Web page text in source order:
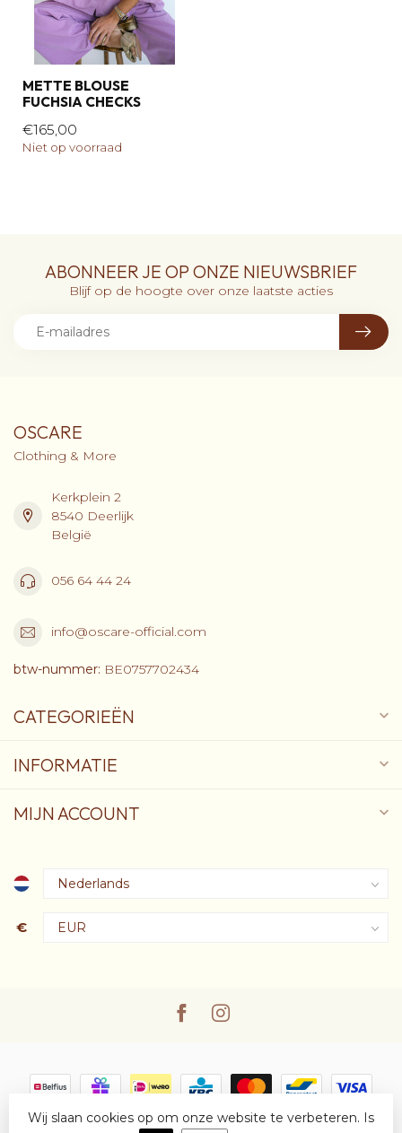
METTE BLOUSE
FUCHSIA CHECKS
€165,00
Niet op voorraad
ABONNEER JE OP ONZE NIEUWSBRIEF
Blijf op de hoogte over onze laatste acties
OSCARE
Clothing & More
Kerkplein 2
8540 Deerlijk
België
056 64 44 24
info@oscare-official.com
btw-nummer: BE0757702434
CATEGORIEËN
INFORMATIE
MIJN ACCOUNT
€
© Copyright 2026 Oscare- Powered byLightspeed-Lightspeed
Wij slaan cookies op om onze website te verbeteren. Is